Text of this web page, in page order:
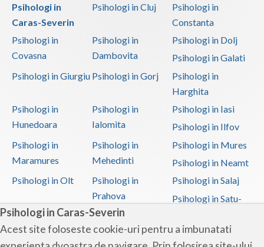
Psihologi in Caras-Severin
Acest site foloseste cookie-uri pentru a imbunatati
Psihologi in
Caras-Severin
Psihologi in Cluj
Psihologi in
Constanta
Psihologi in
Covasna
Psihologi in
Dambovita
Psihologi in Dolj
Psihologi in Galati
Psihologi in Giurgiu Psihologi in Gorj
Psihologi in
Harghita
Psihologi in
Hunedoara
Psihologi in
Ialomita
Psihologi in Iasi
Psihologi in Ilfov
Psihologi in
Maramures
Psihologi in
Mehedinti
Psihologi in Mures
Psihologi in Neamt
Psihologi in Olt
Psihologi in
Prahova
Psihologi in Salaj
Psihologi in Satu-
Psihologi in Sibiu
Psihologi in
Psihologi in